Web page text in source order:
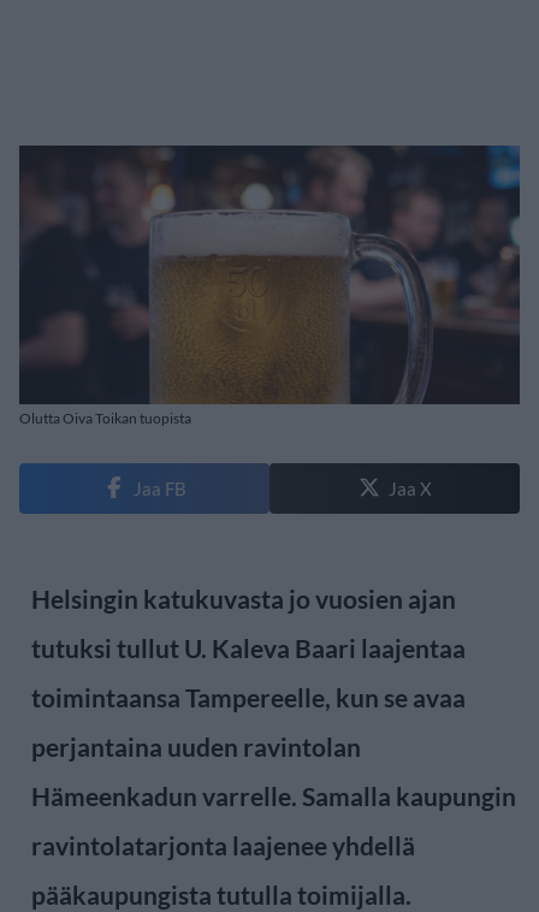
Olutta Oiva Toikan tuopista
Jaa FB Jaa X
Helsingin katukuvasta jo vuosien ajan
tutuksi tullut U. Kaleva Baari laajentaa
toimintaansa Tampereelle, kun se avaa
perjantaina uuden ravintolan
Hämeenkadun varrelle. Samalla kaupungin
ravintolatarjonta laajenee yhdellä
pääkaupungista tutulla toimijalla.